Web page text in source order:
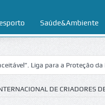
Saúde&Ambiente
para a Proteção da Natureza
DE CRIADORES